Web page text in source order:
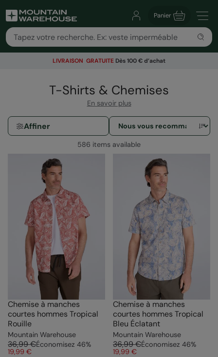
Panier
LIVRAISON GRATUITE Dès 100 € d’achat
T-Shirts & Chemises
En savoir plus
Affiner
586 items available
Chemise à manches
courtes hommes Tropical
Rouille
Mountain Warehouse
36,99 €Économisez 46%
19,99 €
Chemise à manches
courtes hommes Tropical
Bleu Éclatant
Mountain Warehouse
36,99 €Économisez 46%
19,99 €